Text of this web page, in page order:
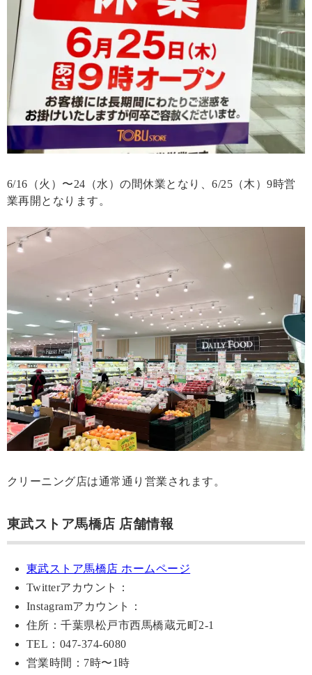
6/16（火）〜24（水）の間休業となり、6/25（木）9時営
業再開となります。
クリーニング店は通常通り営業されます。
東武ストア馬橋店 店舗情報
東武ストア馬橋店 ホームページ
Twitterアカウント：
Instagramアカウント：
住所：千葉県松戸市西馬橋蔵元町2-1
TEL：047-374-6080
営業時間：7時〜1時